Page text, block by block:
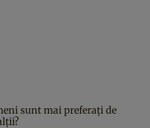
sunt mai preferați de